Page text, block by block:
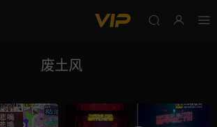
废土风